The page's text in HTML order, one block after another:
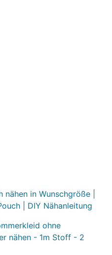
nähen in Wunschgröße |
| DIY Nähanleitung
ohne
nähen - 1m Stoff - 2